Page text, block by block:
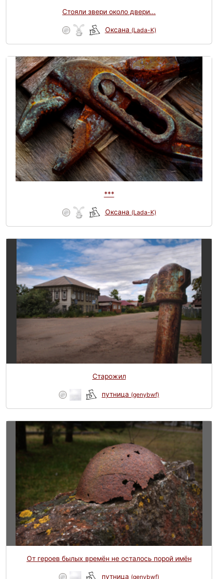
Стояли звери около двери...
Оксана (Lada-K)
***
Оксана (Lada-K)
Старожил
путница (genybwf)
От героев былых времён не осталось порой имён
путница (genybwf)